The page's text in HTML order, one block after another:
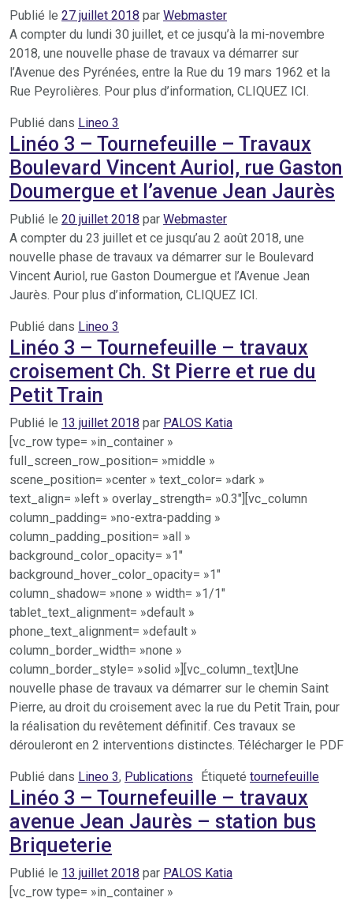
Publié le 27 juillet 2018 par Webmaster
A compter du lundi 30 juillet, et ce jusqu’à la mi-novembre
2018, une nouvelle phase de travaux va démarrer sur
l’Avenue des Pyrénées, entre la Rue du 19 mars 1962 et la
Rue Peyrolières. Pour plus d’information, CLIQUEZ ICI.
Publié dans Lineo 3
Linéo 3 – Tournefeuille – Travaux
Boulevard Vincent Auriol, rue Gaston
Doumergue et l’avenue Jean Jaurès
Publié le 20 juillet 2018 par Webmaster
A compter du 23 juillet et ce jusqu’au 2 août 2018, une
nouvelle phase de travaux va démarrer sur le Boulevard
Vincent Auriol, rue Gaston Doumergue et l’Avenue Jean
Jaurès. Pour plus d’information, CLIQUEZ ICI.
Publié dans Lineo 3
Linéo 3 – Tournefeuille – travaux
croisement Ch. St Pierre et rue du
Petit Train
Publié le 13 juillet 2018 par PALOS Katia
[vc_row type= »in_container »
full_screen_row_position= »middle »
scene_position= »center » text_color= »dark »
text_align= »left » overlay_strength= »0.3″][vc_column
column_padding= »no-extra-padding »
column_padding_position= »all »
background_color_opacity= »1″
background_hover_color_opacity= »1″
column_shadow= »none » width= »1/1″
tablet_text_alignment= »default »
phone_text_alignment= »default »
column_border_width= »none »
column_border_style= »solid »][vc_column_text]Une
nouvelle phase de travaux va démarrer sur le chemin Saint
Pierre, au droit du croisement avec la rue du Petit Train, pour
la réalisation du revêtement définitif. Ces travaux se
dérouleront en 2 interventions distinctes. Télécharger le PDF
Publié dans Lineo 3, Publications Étiqueté tournefeuille
Linéo 3 – Tournefeuille – travaux
avenue Jean Jaurès – station bus
Briqueterie
Publié le 13 juillet 2018 par PALOS Katia
[vc_row type= »in_container »